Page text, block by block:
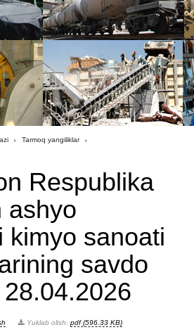
Tarmoq yangiliklar
Respublika
ashyo
kimyo sanoati
savdo
Yuklab olish: pdf (596.33 KB)